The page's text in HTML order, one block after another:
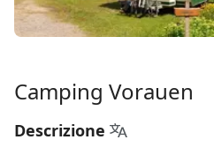
Camping Vorauen
Descrizione